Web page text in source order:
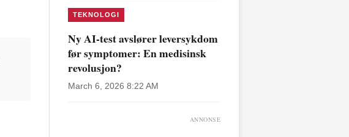
TEKNOLOGI
Ny AI-test avslører leversykdom
før symptomer: En medisinsk
revolusjon?
March 6, 2026 8:22 AM
ANNONSE